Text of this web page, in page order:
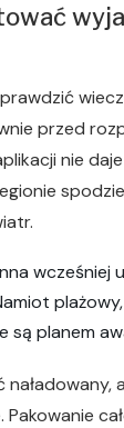
przed
nie
wcześniej
są planem